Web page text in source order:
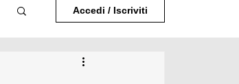
Accedi / Iscriviti